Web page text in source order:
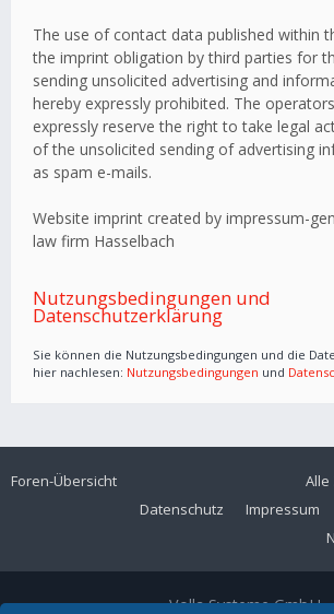
The use of contact data published within
the imprint obligation by third parties for
sending unsolicited advertising and
hereby expressly prohibited. The
expressly reserve the right to take legal
of the unsolicited sending of advertising
as spam e-mails.
Website imprint created by impressum-
law firm Hasselbach
Nutzungsbedingungen und
Datenschutzerklärung
Sie können die Nutzungsbedingungen und die
hier nachlesen: Nutzungsbedingungen und
Foren-Übersicht Alle
Impressum
Datenschutz
Volla Systeme GmbH